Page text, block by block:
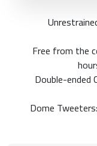
Free from the
Double-ended